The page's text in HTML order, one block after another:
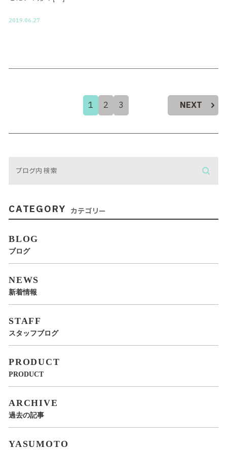
2019.06.27
1 2 3 NEXT
CATEGORY カテゴリー
BLOG
ブログ
NEWS
新着情報
STAFF
スタッフブログ
PRODUCT
PRODUCT
ARCHIVE
過去の記事
YASUMOTO